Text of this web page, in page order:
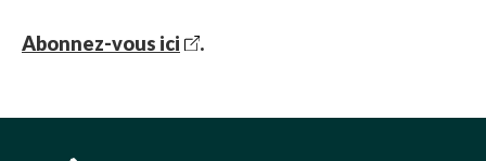
Abonnez-vous ici .